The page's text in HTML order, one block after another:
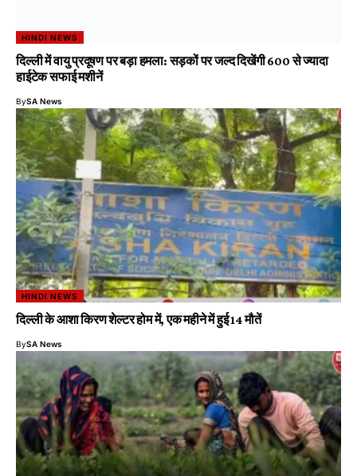
HINDI NEWS
दिल्ली में वायु प्रदूषण पर बड़ा हमला: सड़कों पर जल्द दिखेंगी 600 से ज्यादा
हाईटेक सफाई मशीनें
BySA News
HINDI NEWS
दिल्ली के आशा किरण शेल्टर होम में, एक महीने में हुई 14 मौतें
BySA News